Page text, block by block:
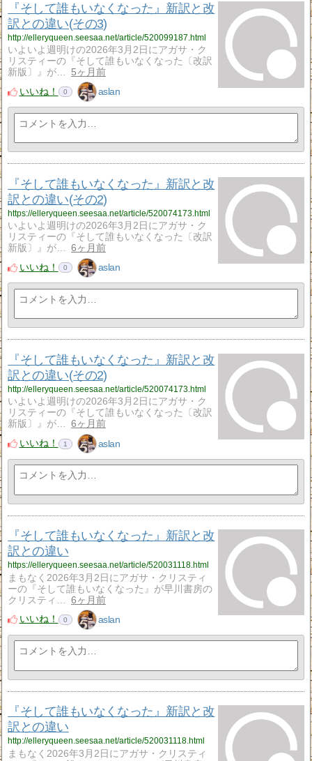
『そして誰もいなくなった』新訳と改
訳との違い(その3)
http://elleryqueen.seesaa.net/article/520099187.html
いよいよ週明けの2026年3月2日にアガサ・ク
リスティーの『そして誰もいなくなった〔改訳
新版〕』が…
5ヶ月前
いいね！
0 aslan
『そして誰もいなくなった』新訳と改
訳との違い(その2)
https://elleryqueen.seesaa.net/article/520074173.html
いよいよ週明けの2026年3月2日にアガサ・ク
リスティーの『そして誰もいなくなった〔改訳
新版〕』が…
6ヶ月前
いいね！
0 aslan
『そして誰もいなくなった』新訳と改
訳との違い(その2)
http://elleryqueen.seesaa.net/article/520074173.html
いよいよ週明けの2026年3月2日にアガサ・ク
リスティーの『そして誰もいなくなった〔改訳
新版〕』が…
6ヶ月前
いいね！
1 aslan
『そして誰もいなくなった』新訳と改
訳との違い
https://elleryqueen.seesaa.net/article/520031118.html
まもなく2026年3月2日にアガサ・クリスティ
ーの『そして誰もいなくなった』が早川書房の
クリスティ…
6ヶ月前
いいね！
0 aslan
『そして誰もいなくなった』新訳と改
訳との違い
http://elleryqueen.seesaa.net/article/520031118.html
まもなく2026年3月2日にアガサ・クリスティ